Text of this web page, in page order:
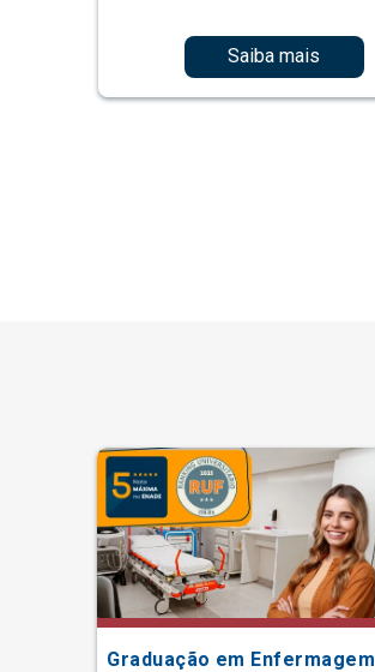
Saiba mais
Graduação em Enfermagem